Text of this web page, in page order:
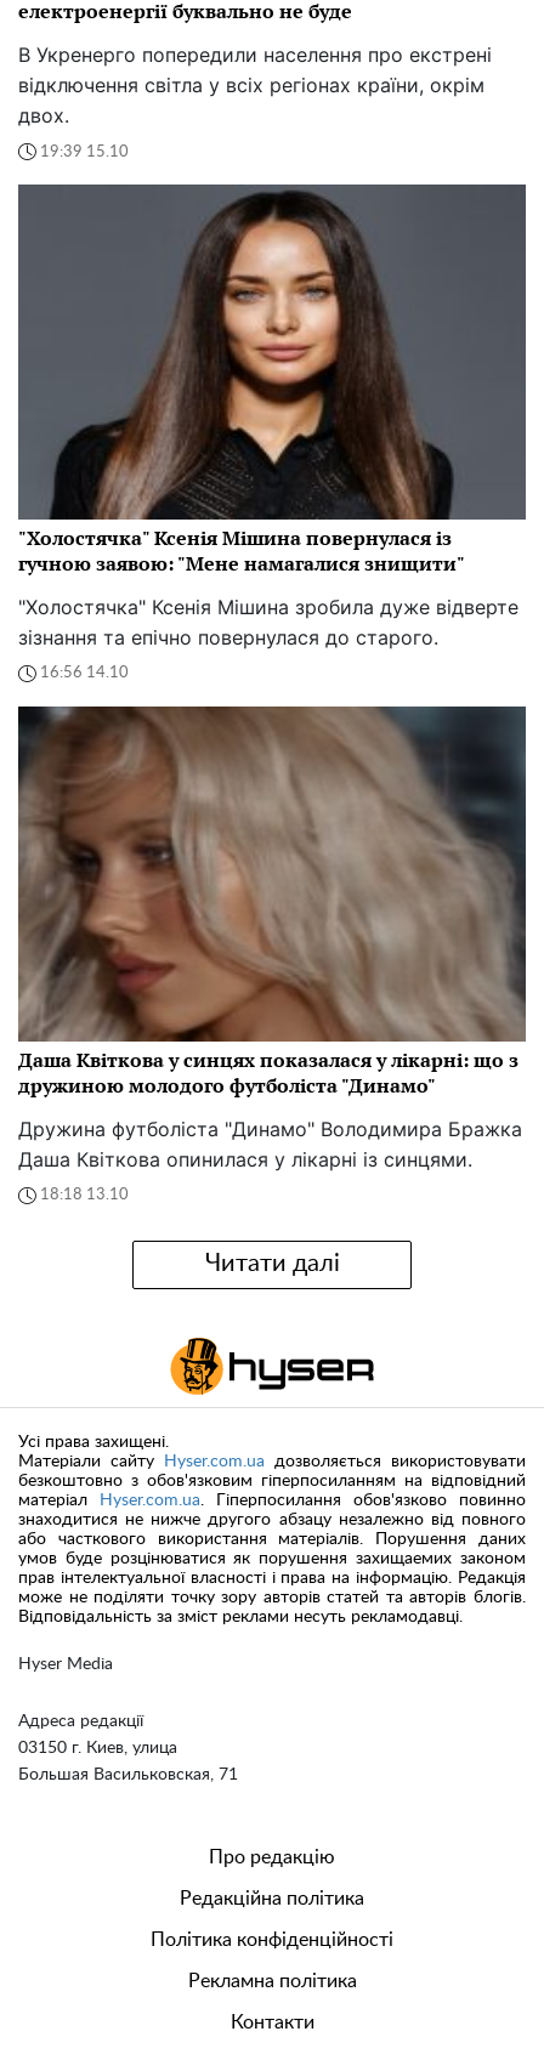
електроенергії буквально не буде
В Укренерго попередили населення про екстрені
відключення світла у всіх регіонах країни, окрім
двох.
19:39 15.10
"Холостячка" Ксенія Мішина повернулася із
гучною заявою: "Мене намагалися знищити"
"Холостячка" Ксенія Мішина зробила дуже відверте
зізнання та епічно повернулася до старого.
16:56 14.10
Даша Квіткова у синцях показалася у лікарні: що з
дружиною молодого футболіста "Динамо"
Дружина футболіста "Динамо" Володимира Бражка
Даша Квіткова опинилася у лікарні із синцями.
18:18 13.10
Читати далі
Hyser Media
Адреса редакції
03150 г. Киев, улица
Большая Васильковская, 71
Усі права захищені.
Матеріали сайту
Hyser.com.ua дозволяється використовувати
безкоштовно з обов'язковим гіперпосиланням на відповідний
матеріал
Hyser.com.ua. Гіперпосилання обов'язково повинно
знаходитися не нижче другого абзацу незалежно від повного
або часткового використання матеріалів. Порушення даних
умов буде розцінюватися як порушення захищаемих законом
прав інтелектуальної власності і права на інформацію. Редакція
може не поділяти точку зору авторів статей та авторів блогів.
Відповідальність за зміст реклами несуть рекламодавці.
Про редакцію
Редакційна політика
Політика конфіденційності
Рекламна політика
Контакти